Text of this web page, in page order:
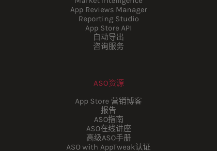
App Reviews Manager
Reporting Studio
App Store API
自动导出
咨询服务
ASO资源
App Store 营销博客
报告
ASO指南
ASO在线讲座
高级ASO手册
ASO with AppTweak认证